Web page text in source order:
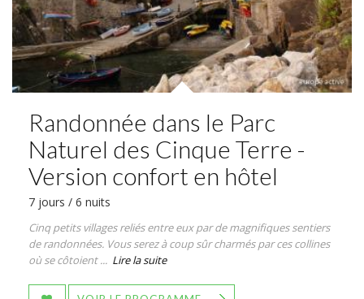
Randonnée dans le Parc
Naturel des Cinque Terre -
Version confort en hôtel
7 jours / 6 nuits
Cinq petits villages reliés entre eux par de magnifiques sentiers
de randonnées. Vous serez à coup sûr charmés par ces collines
où se côtoient ... Lire la suite